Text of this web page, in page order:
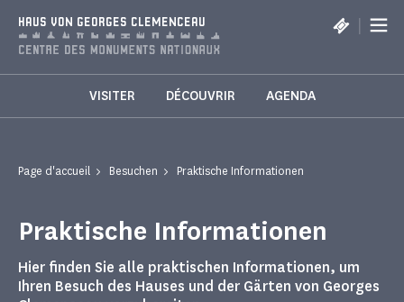
HAUS VON GEORGES CLEMENCEAU |
VISITER DÉCOUVRIR AGENDA
Page d'accueil Besuchen Praktische Informationen
Praktische Informationen
Hier finden Sie alle praktischen Informationen, um
Ihren Besuch des Hauses und der Gärten von Georges